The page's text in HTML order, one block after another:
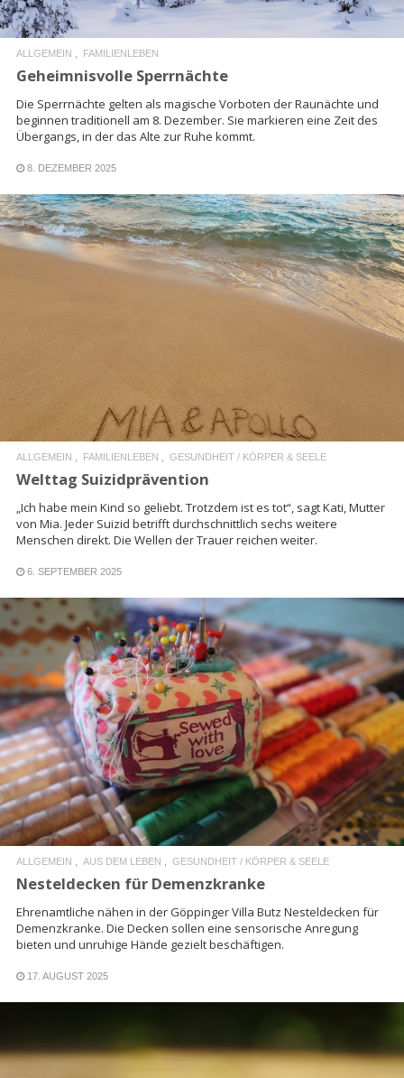
ALLGEMEIN FAMILIENLEBEN
Geheimnisvolle Sperrnächte
Die Sperrnächte gelten als magische Vorboten der Raunächte und
beginnen traditionell am 8. Dezember. Sie markieren eine Zeit des
Übergangs, in der das Alte zur Ruhe kommt.
8. DEZEMBER 2025
ALLGEMEIN FAMILIENLEBEN GESUNDHEIT / KÖRPER & SEELE
Welttag Suizidprävention
„Ich habe mein Kind so geliebt. Trotzdem ist es tot“, sagt Kati, Mutter
von Mia. Jeder Suizid betrifft durchschnittlich sechs weitere
Menschen direkt. Die Wellen der Trauer reichen weiter.
6. SEPTEMBER 2025
READ MORE
ALLGEMEIN AUS DEM LEBEN GESUNDHEIT / KÖRPER & SEELE
Nesteldecken für Demenzkranke
Ehrenamtliche nähen in der Göppinger Villa Butz Nesteldecken für
Demenzkranke. Die Decken sollen eine sensorische Anregung
bieten und unruhige Hände gezielt beschäftigen.
17. AUGUST 2025